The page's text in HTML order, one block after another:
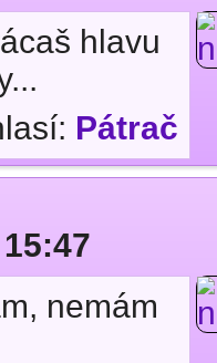
hlavu
Pátrač
nemám